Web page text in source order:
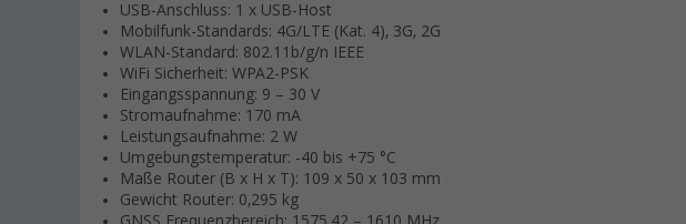
USB-Anschluss: 1 x USB-Host
Mobilfunk-Standards: 4G/LTE (Kat. 4), 3G, 2G
WLAN-Standard: 802.11b/g/n IEEE
WiFi Sicherheit: WPA2-PSK
Eingangsspannung: 9 – 30 V
Stromaufnahme: 170 mA
Leistungsaufnahme: 2 W
Umgebungstemperatur: -40 bis +75 °C
Maße Router (B x H x T): 109 x 50 x 103 mm
Gewicht Router: 0,295 kg